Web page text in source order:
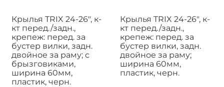
Крылья TRIX 24-26", к-
кт перед./задн.,
крепеж: перед. за
бустер вилки, задн.
двойное за раму; с
брызговиками,
ширина 60мм,
пластик, черн.
Крылья TRIX 24-26", к-
кт перед./задн.,
крепеж: перед. за
бустер вилки, задн.
двойное за раму;
ширина 60мм,
пластик, черн.